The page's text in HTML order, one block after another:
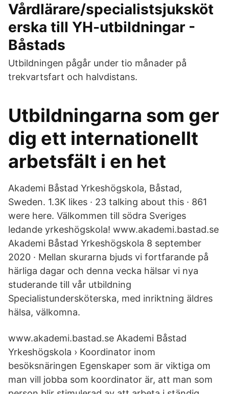
Vårdlärare/specialistsjuksköt
erska till YH-utbildningar -
Båstads
Utbildningen pågår under tio månader på
trekvartsfart och halvdistans.
Utbildningarna som ger
dig ett internationellt
arbetsfält i en het
Akademi Båstad Yrkeshögskola, Båstad,
Sweden. 1.3K likes · 23 talking about this · 861
were here. Välkommen till södra Sveriges
ledande yrkeshögskola! www.akademi.bastad.se
Akademi Båstad Yrkeshögskola 8 september
2020 · Mellan skurarna bjuds vi fortfarande på
härliga dagar och denna vecka hälsar vi nya
studerande till vår utbildning
Specialistundersköterska, med inriktning äldres
hälsa, välkomna.
www.akademi.bastad.se Akademi Båstad
Yrkeshögskola › Koordinator inom
besöksnäringen Egenskaper som är viktiga om
man vill jobba som koordinator är, att man som